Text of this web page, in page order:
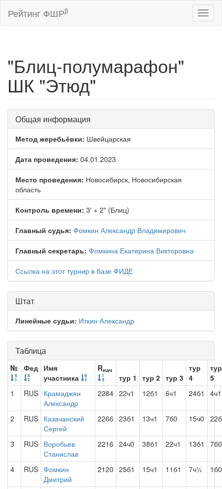
Рейтинг ФШРβ
"Блиц-полумарафон"
ШК "Этюд"
Общая информация
Метод жеребьёвки: Швейцарская
Дата проведения: 04.01.2023
Место проведения: Новосибирск, Новосибирская
область
Контроль времени: 3' + 2" (Блиц)
Главный судья: Фомкин Александр Владимирович
Главный секретарь: Фомкина Екатерина Викторовна
Ссылка на этот турнир в базе ФИДЕ
Штат
Линейные судьи: Иткин Александр
Таблица
№ Фед Имя
участника
Rнач
тур 1 тур 2 тур 3
тур
4
тур
5
1
RUS Крамаджян
Александр
2284 22ч1 12б1 6ч1 24б1 4ч1
2 RUS Казачанский
Сергей
2266 23б1 13ч1 7б0 15ч0
3 RUS Воробьев
Станислав
2216 24ч0 38б1 22ч1 13б1 7б0
4 RUS Фомкин
Дмитрий
2120 25б1 15ч1 11б1 7ч½ 1б0